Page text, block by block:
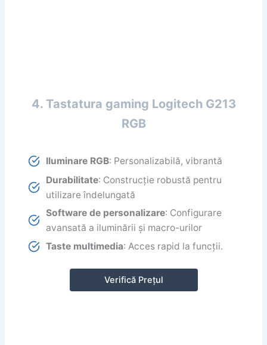
4. Tastatura gaming Logitech G213
RGB
Iluminare RGB: Personalizabilă, vibrantă
Durabilitate: Construcție robustă pentru
utilizare îndelungată
Software de personalizare: Configurare
avansată a iluminării și macro-urilor
Taste multimedia: Acces rapid la funcții.
Verifică Prețul